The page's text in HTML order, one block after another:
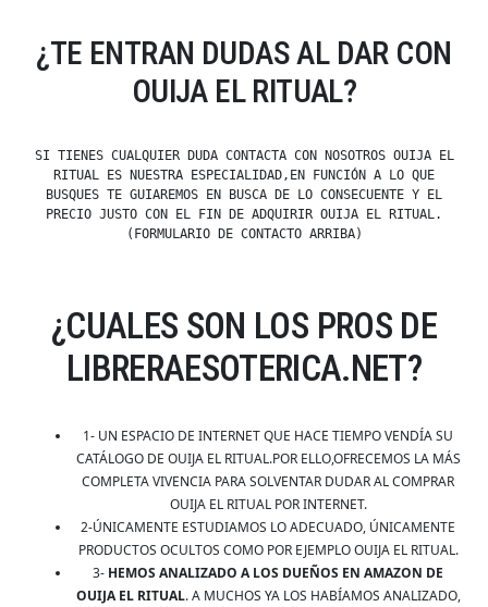
¿TE ENTRAN DUDAS AL DAR CON
OUIJA EL RITUAL?
SI TIENES CUALQUIER DUDA CONTACTA CON NOSOTROS OUIJA EL
RITUAL ES NUESTRA ESPECIALIDAD,EN FUNCIÓN A LO QUE
BUSQUES TE GUIAREMOS EN BUSCA DE LO CONSECUENTE Y EL
PRECIO JUSTO CON EL FIN DE ADQUIRIR OUIJA EL RITUAL.
(FORMULARIO DE CONTACTO ARRIBA)
¿CUALES SON LOS PROS DE
LIBRERAESOTERICA.NET?
1- UN ESPACIO DE INTERNET QUE HACE TIEMPO VENDÍA SU
CATÁLOGO DE OUIJA EL RITUAL.POR ELLO,OFRECEMOS LA MÁS
COMPLETA VIVENCIA PARA SOLVENTAR DUDAR AL COMPRAR
OUIJA EL RITUAL POR INTERNET.
2-ÚNICAMENTE ESTUDIAMOS LO ADECUADO, ÚNICAMENTE
PRODUCTOS OCULTOS COMO POR EJEMPLO OUIJA EL RITUAL.
3- HEMOS ANALIZADO A LOS DUEÑOS EN AMAZON DE
OUIJA EL RITUAL. A MUCHOS YA LOS HABÍAMOS ANALIZADO,